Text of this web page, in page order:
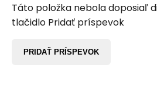
Táto položka nebola doposiaľ
tlačidlo Pridať príspevok
PRIDAŤ PRÍSPEVOK